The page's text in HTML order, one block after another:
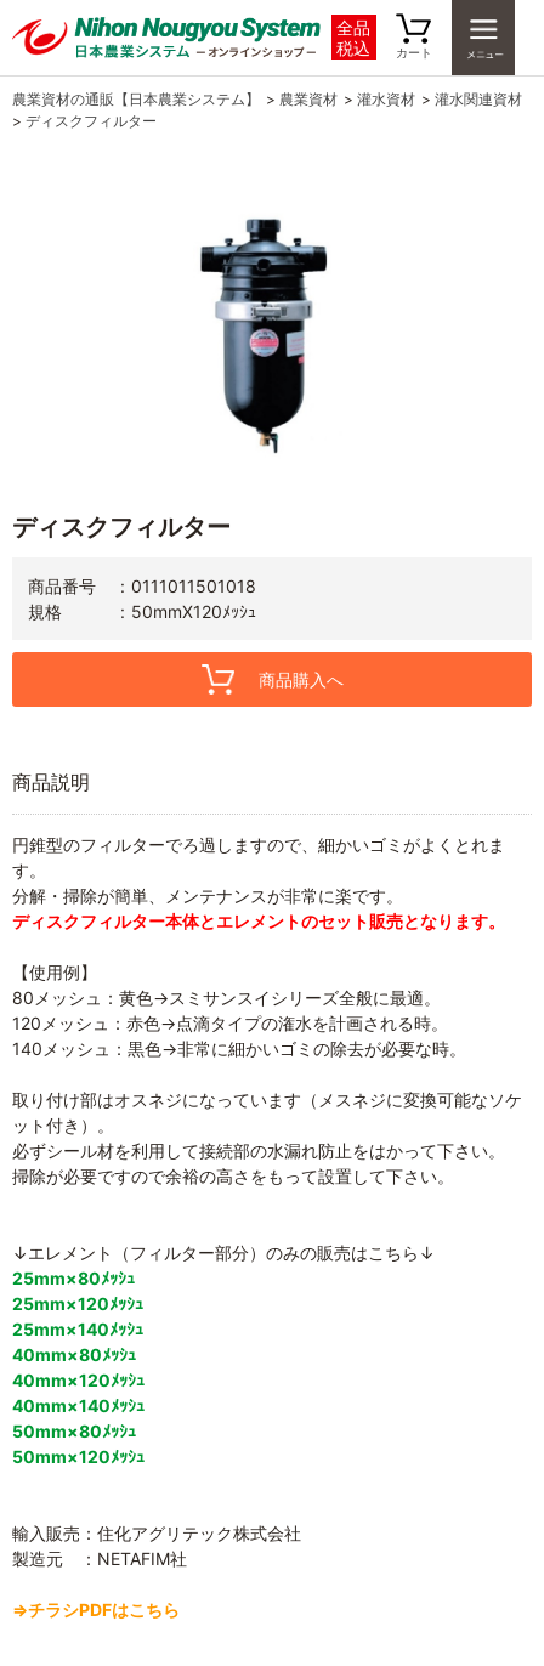
全品
税込
カート
農業資材の通販【日本農業システム】 > 農業資材 > 灌水資材 > 灌水関連資材
> ディスクフィルター
ディスクフィルター
商品番号
0111011501018
規格
50mmX120ﾒｯｼｭ
商品購入へ
商品説明
円錐型のフィルターでろ過しますので、細かいゴミがよくとれま
す。
分解・掃除が簡単、メンテナンスが非常に楽です。
ディスクフィルター本体とエレメントのセット販売となります。
【使用例】
80メッシュ：黄色→スミサンスイシリーズ全般に最適。
120メッシュ：赤色→点滴タイプの潅水を計画される時。
140メッシュ：黒色→非常に細かいゴミの除去が必要な時。
取り付け部はオスネジになっています（メスネジに変換可能なソケ
ット付き）。
必ずシール材を利用して接続部の水漏れ防止をはかって下さい。
掃除が必要ですので余裕の高さをもって設置して下さい。
↓エレメント（フィルター部分）のみの販売はこちら↓
25mm×80ﾒｯｼｭ
25mm×120ﾒｯｼｭ
25mm×140ﾒｯｼｭ
40mm×80ﾒｯｼｭ
40mm×120ﾒｯｼｭ
40mm×140ﾒｯｼｭ
50mm×80ﾒｯｼｭ
50mm×120ﾒｯｼｭ
輸入販売：住化アグリテック株式会社
製造元 ：NETAFIM社
⇒チラシPDFはこちら